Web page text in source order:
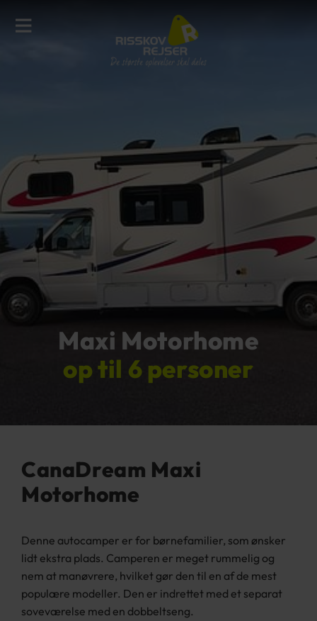
Maxi Motorhome
op til 6 personer
CanaDream Maxi
Motorhome
Denne autocamper er for børnefamilier, som ønsker
lidt ekstra plads. Camperen er meget rummelig og
nem at manøvrere, hvilket gør den til en af de mest
populære modeller. Den er indrettet med et separat
soveværelse med en dobbeltseng.